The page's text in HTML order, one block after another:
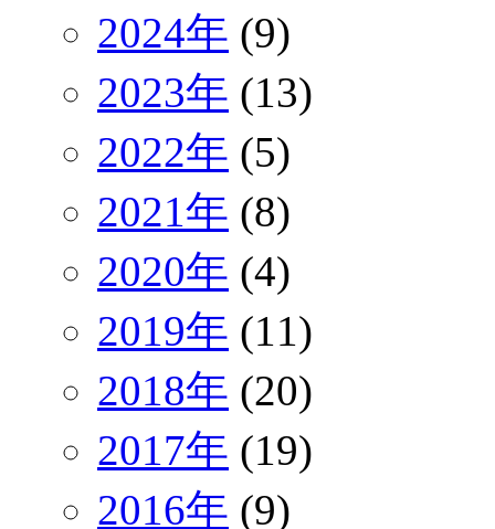
2024年 (9)
2023年 (13)
2022年 (5)
2021年 (8)
2020年 (4)
2019年 (11)
2018年 (20)
2017年 (19)
2016年 (9)